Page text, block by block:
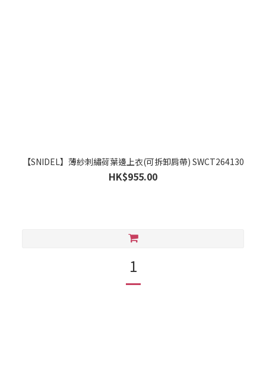
【SNIDEL】薄紗刺繡荷葉邊上衣(可拆卸肩帶) SWCT264130
HK$955.00
1